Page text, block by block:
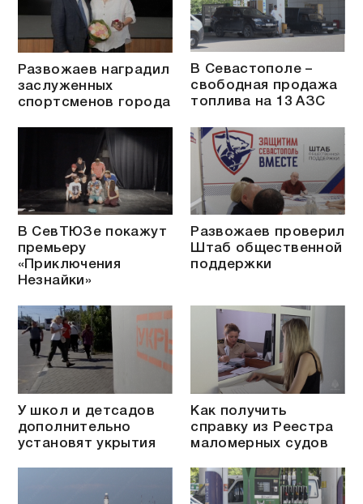
Развожаев наградил
заслуженных
спортсменов города
В Севастополе –
свободная продажа
топлива на 13 АЗС
В СевТЮЗе покажут
премьеру
«Приключения
Незнайки»
Развожаев проверил
Штаб общественной
поддержки
У школ и детсадов
дополнительно
установят укрытия
Как получить
справку из Реестра
маломерных судов